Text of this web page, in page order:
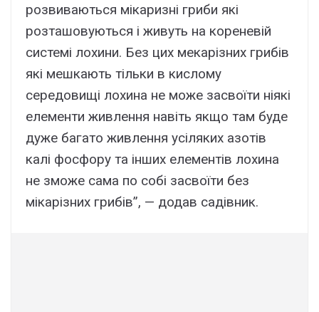
розвиваються мікаризні гриби які
розташовуються і живуть на кореневій
системі лохини. Без цих мекарізних грибів
які мешкають тільки в кислому
середовищі лохина не може засвоїти ніякі
елементи живлення навіть якщо там буде
дуже багато живлення усіляких азотів
калі фосфору та інших елементів лохина
не зможе сама по собі засвоїти без
мікарізних грибів”, — додав садівник.